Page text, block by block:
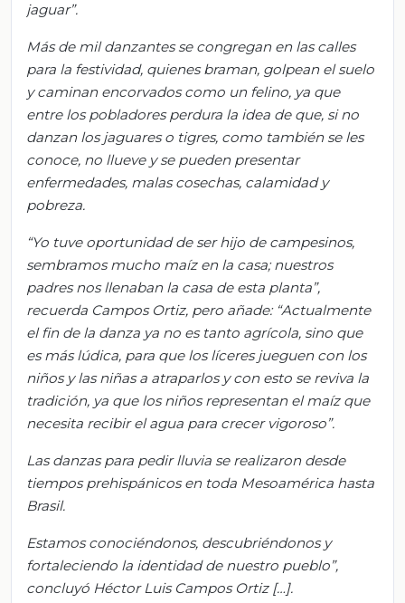
jaguar”.
Más de mil danzantes se congregan en las calles
para la festividad, quienes braman, golpean el suelo
y caminan encorvados como un felino, ya que
entre los pobladores perdura la idea de que, si no
danzan los jaguares o tigres, como también se les
conoce, no llueve y se pueden presentar
enfermedades, malas cosechas, calamidad y
pobreza.
“Yo tuve oportunidad de ser hijo de campesinos,
sembramos mucho maíz en la casa; nuestros
padres nos llenaban la casa de esta planta”,
recuerda Campos Ortiz, pero añade: “Actualmente
el fin de la danza ya no es tanto agrícola, sino que
es más lúdica, para que los líceres jueguen con los
niños y las niñas a atraparlos y con esto se reviva la
tradición, ya que los niños representan el maíz que
necesita recibir el agua para crecer vigoroso”.
Las danzas para pedir lluvia se realizaron desde
tiempos prehispánicos en toda Mesoamérica hasta
Brasil.
Estamos conociéndonos, descubriéndonos y
fortaleciendo la identidad de nuestro pueblo”,
concluyó Héctor Luis Campos Ortiz […].